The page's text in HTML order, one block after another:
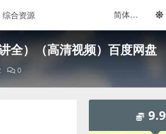
综合资源
全）（高清视频）百度网盘
0
9.9